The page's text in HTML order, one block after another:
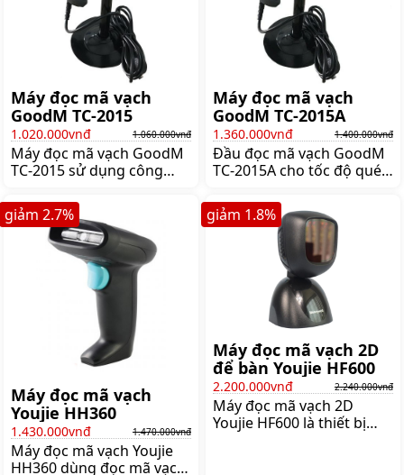
Máy đọc mã vạch
GoodM TC-2015
1.020.000vnđ 1.060.000vnđ
Máy đọc mã vạch GoodM
TC-2015 sử dụng công
khả năng quét mã vạch
chính xác và nhanh hơn,
giúp khâu thanh toán cho
khách hàng nhanh chóng.
Máy quét mã vạch GoodM
TC-2015 nhỏ gọn, có dây
kết nối với máy tính tiện
lợi, Giá:1.060.000 đ
Máy đọc mã vạch
GoodM TC-2015A
1.360.000vnđ 1.400.000vnđ
Đầu đọc mã vạch GoodM
TC-2015A cho tốc độ quét
nhanh chóng bằng tia
laser giúp kiểm kê hàng
hóa hay bán hàng không
tốn công sức và thời gian.
Máy đọc mã vạch GoodM
TC-2015A tự động quét
mã vạch và có thể kết nối
với máy tính để trích xuất
dữ liệu, Giá:1.400.000 đ
Máy đọc mã vạch
Youjie HH360
1.430.000vnđ 1.470.000vnđ
Máy đọc mã vạch Youjie
HH360 dùng đọc mã vạch
giảm 2.7%
Máy đọc mã vạch 2D
để bàn Youjie HF600
2.200.000vnđ 2.240.000vnđ
Máy đọc mã vạch 2D
Youjie HF600 là thiết bị
giảm 1.8%